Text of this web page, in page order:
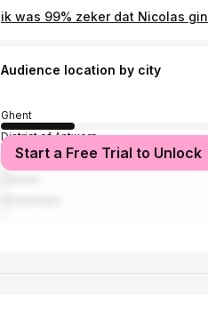
Audience location by city
Ghent
District of Antwerp
Brussels-Capital Region
Start a Free Trial to Unlock